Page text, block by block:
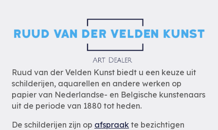
Ruud van der Velden Kunst biedt u een keuze uit
schilderijen, aquarellen en andere werken op
papier van Nederlandse- en Belgische kunstenaars
uit de periode van 1880 tot heden.
De schilderijen zijn op afspraak te bezichtigen